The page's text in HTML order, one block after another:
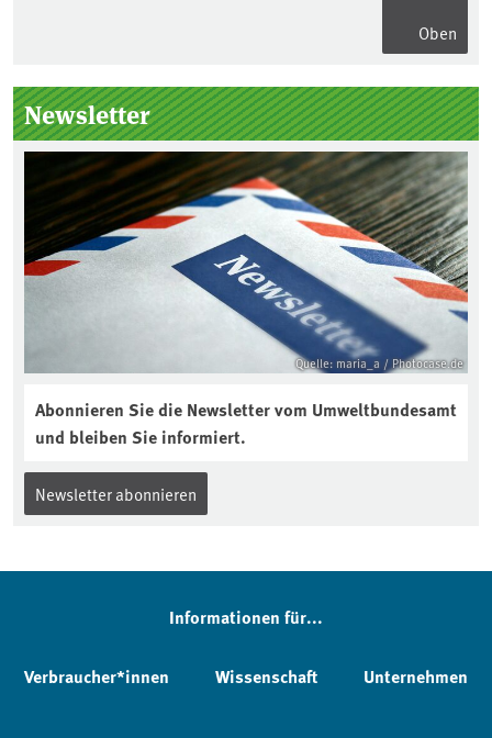
Oben
Seitenleiste
Newsletter
Quelle: maria_a / Photocase.de
Abonnieren Sie die Newsletter vom Umweltbundesamt
und bleiben Sie informiert.
Newsletter abonnieren
Informationen für...
Verbraucher*innen Wissenschaft Unternehmen